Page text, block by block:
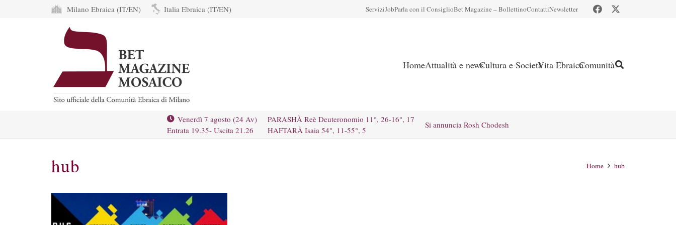
Milano Ebraica (IT/EN) Italia Ebraica (IT/EN) ServiziJobParla con il ConsiglioBet Magazine – BollettinoContattiNewsletter
HomeAttualità e newsCultura e SocietàVita EbraicaComunità
Venerdì 7 agosto (24 Av)
Entrata 19.35- Uscita 21.26
PARASHÀ Reè Deuteronomio 11°, 26-16°, 17
HAFTARÀ Isaia 54°, 11-55°, 5
Si annuncia Rosh Chodesh
hub Home hub